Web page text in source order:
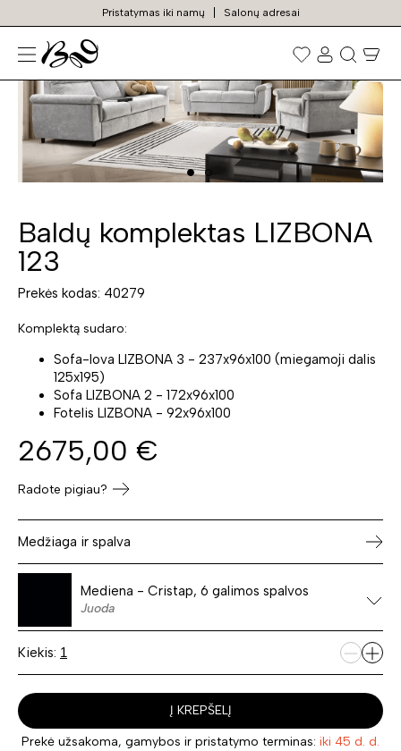
Pristatymas iki namų Salonų adresai
Prekių
paieška
N
Baldų komplektas LIZBONA
123
Prekės kodas: 40279
Komplektą sudaro:
Sofa-lova LIZBONA 3 - 237x96x100 (miegamoji dalis
125x195)
Sofa LIZBONA 2 - 172x96x100
Fotelis LIZBONA - 92x96x100
2675,00 €
Radote pigiau?
Medžiaga ir spalva
Mediena - Cristap, 6 galimos spalvos
Juoda
Kiekis:
Į KREPŠELĮ
Prekė užsakoma, gamybos ir pristatymo terminas: iki 45 d. d.